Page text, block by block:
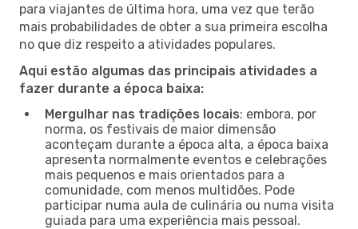
para viajantes de última hora, uma vez que terão
mais probabilidades de obter a sua primeira escolha
no que diz respeito a atividades populares.
Aqui estão algumas das principais atividades a
fazer durante a época baixa:
Mergulhar nas tradições locais: embora, por
norma, os festivais de maior dimensão
aconteçam durante a época alta, a época baixa
apresenta normalmente eventos e celebrações
mais pequenos e mais orientados para a
comunidade, com menos multidões. Pode
participar numa aula de culinária ou numa visita
guiada para uma experiência mais pessoal.